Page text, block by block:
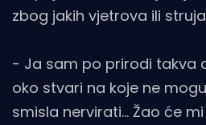
zbog jakih vjetrova ili
- Ja sam po prirodi takva
oko stvari na koje ne
smisla nervirati... Žao će